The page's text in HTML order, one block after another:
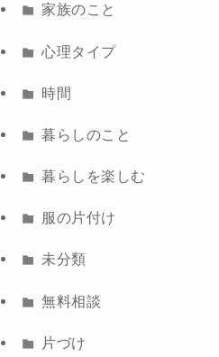
家族のこと
心理タイプ
時間
暮らしのこと
暮らしを楽しむ
服の片付け
未分類
無料相談
片づけ